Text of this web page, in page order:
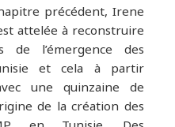
précédent, Irene
attelée à reconstruire
de l’émergence des
et cela à partir
une quinzaine de
de la création des